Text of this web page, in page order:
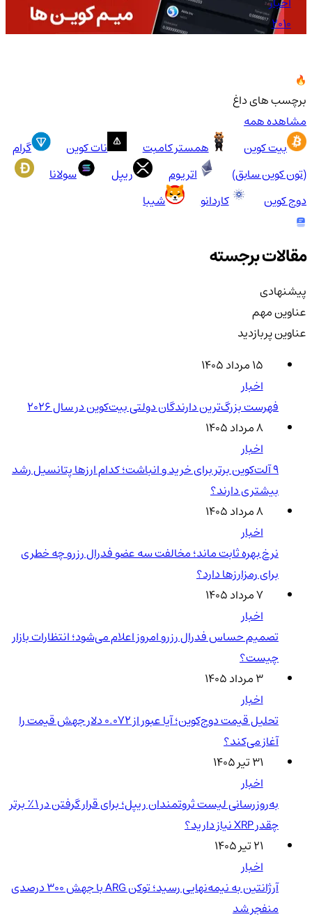
2010
برچسب های داغ
مشاهده همه
بیت کوین
همستر کامبت نات کوین
گرام
(تون کوین سابق)
اتریوم ریپل
سولانا
دوج کوین
کاردانو شیبا
مقالات برجسته
پیشنهادی
عناوین مهم
عناوین پربازدید
۱۵ مرداد ۱۴۰۵
اخبار
فهرست بزرگ‌ترین دارندگان دولتی بیت‌کوین در سال 2026
۸ مرداد ۱۴۰۵
اخبار
۹ آلت‌کوین برتر برای خرید و انباشت؛ کدام ارزها پتانسیل رشد
بیشتری دارند؟
۸ مرداد ۱۴۰۵
اخبار
نرخ بهره ثابت ماند؛ مخالفت سه عضو فدرال رزرو چه خطری
برای رمزارزها دارد؟
۷ مرداد ۱۴۰۵
اخبار
تصمیم حساس فدرال رزرو امروز اعلام می‌شود؛ انتظارات بازار
چیست؟
۳ مرداد ۱۴۰۵
اخبار
تحلیل قیمت دوج‌کوین؛ آیا عبور از ۰.۰۷۲ دلار جهش قیمت را
آغاز می‌کند؟
۳۱ تیر ۱۴۰۵
اخبار
به‌روزرسانی لیست ثروتمندان ریپل؛ برای قرار گرفتن در ۱٪ برتر
چقدر XRP نیاز دارید؟
۲۱ تیر ۱۴۰۵
اخبار
آرژانتین به نیمه‌نهایی رسید؛ توکن ARG با جهش ۳۰۰ درصدی
منفجر شد